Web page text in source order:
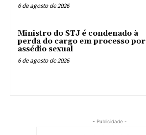
6 de agosto de 2026
Ministro do STJ é condenado à
perda do cargo em processo por
assédio sexual
6 de agosto de 2026
- Publicidade -